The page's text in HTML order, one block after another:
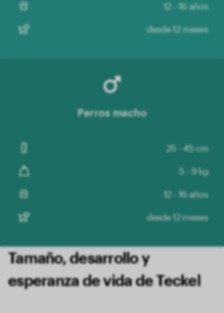
12 - 16 años
desde 12 meses
Perros macho
25 - 45 cm
5 - 9 kg
12 - 16 años
desde 12 meses
Tamaño, desarrollo y
esperanza de vida de Teckel